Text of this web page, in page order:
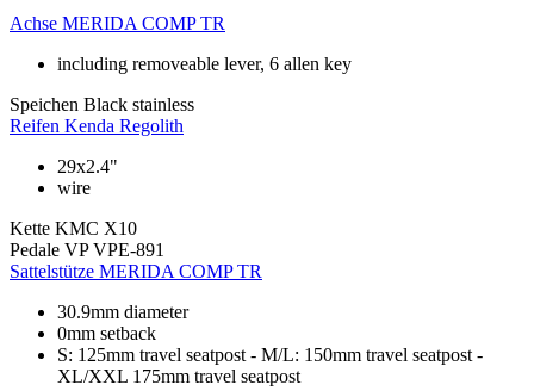
Achse MERIDA COMP TR
including removeable lever, 6 allen key
Speichen Black stainless
Reifen Kenda Regolith
29x2.4"
wire
Kette KMC X10
Pedale VP VPE-891
Sattelstütze MERIDA COMP TR
30.9mm diameter
0mm setback
S: 125mm travel seatpost - M/L: 150mm travel seatpost -
XL/XXL 175mm travel seatpost